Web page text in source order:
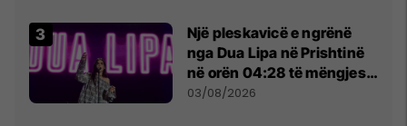
Një pleskavicë e ngrënë
nga Dua Lipa në Prishtinë
në orën 04:28 të mëngjesit
- dhe bota digjitale serbe
03/08/2026